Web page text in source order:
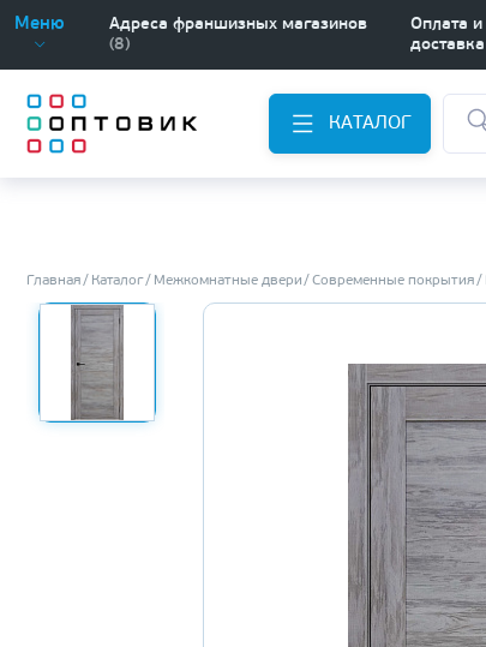
Меню
Адреса франшизных магазинов
(8)
Оплата и
доставка
КАТАЛОГ
Главная Каталог Межкомнатные двери Современные покрытия